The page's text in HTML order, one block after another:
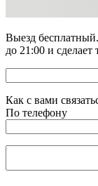
Выезд
до 21:00 и сделает
Как с вами
По телефону